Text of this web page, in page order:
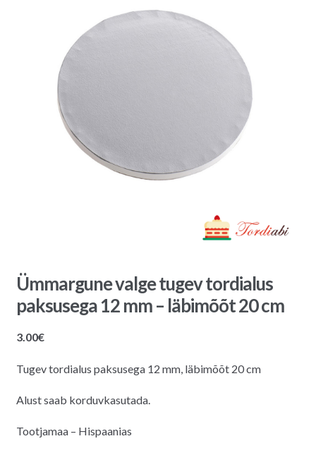
Ümmargune valge tugev tordialus
paksusega 12 mm – läbimõõt 20 cm
3.00€
Tugev tordialus paksusega 12 mm, läbimõõt 20 cm
Alust saab korduvkasutada.
Tootjamaa – Hispaanias